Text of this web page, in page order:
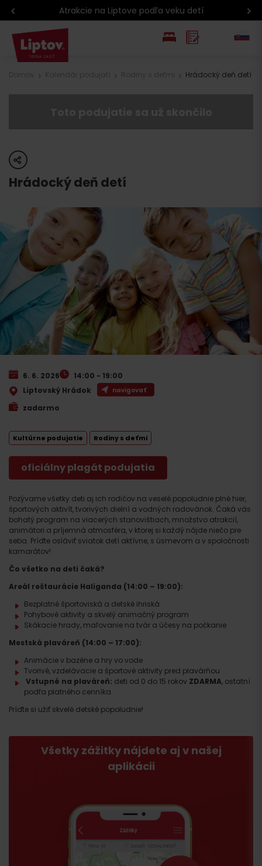
Atrakcie na Liptove podľa veku detí
Hrádocký deň detí
share
Hrádocký deň detí
Pozývame všetky deti aj ich rodičov na veselé popoludnie plné hier,
športových aktivít, tvorivých dielní a vodných radovánok. Čaká vás
bohatý program na viacerých stanovištiach, množstvo atrakcií,
animátori a príjemná atmosféra, v ktorej si každý nájde niečo pre
seba. Príďte osláviť sviatok detí aktívne, s úsmevom a v spoločnosti
kamarátov!
Čo všetko na deti čaká?
Areál reštaurácie Haliganda (14:00 – 19:00):
Bezplatné športoviská a detské ihriská
Pohybové aktivity a skvelý animačný program
Skákacie hrady, maľovanie na tvár a účesy na počkanie
Mestská plaváreň (14:00 – 17:00):
Animácie v bazéne a hry vo vode
Tvorivé, vzdelávacie a športové aktivity pred plavárňou
Vstupné na plaváreň: deti od 0 do 15 rokov ZDARMA, ostatní
podľa platného cenníka.
Príďte si užiť skvelé detské popoludnie!
Všetky zážitky nájdete aj v našej
aplikácii
6. 6. 2026
14:00 - 19:00
Liptovský Hrádok
navigovať
zadarmo
Rodiny s deťmi
Kultúrne podujatie
oficiálny plagát podujatia